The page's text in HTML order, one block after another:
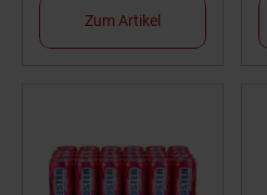
Zum Artikel